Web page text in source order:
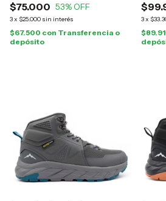
$75.000 53% OFF
3x $25.000 sin interés
$67.500 con Transferencia o
depósito
3x